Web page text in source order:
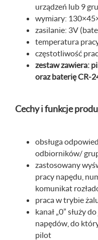
urządzeń lub 9
wymiary:
zasilanie: 3V
temperatura
częstotliwość
zestaw zawiera:
oraz baterię CR-
Cechy i funkcje
obsługa
odbiorników/
zastosowany
pracy napędu,
komunikat
praca w trybie
kanał „0” służy
napędów, do
pilot